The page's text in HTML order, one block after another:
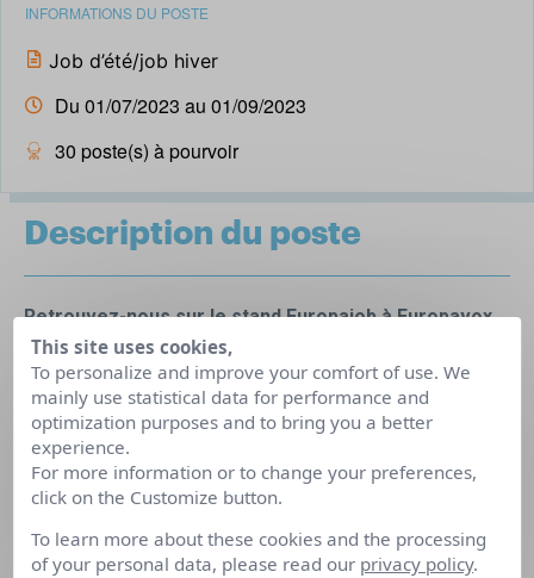
INFORMATIONS DU POSTE
Job d’été/job hiver
Du 01/07/2023 au 01/09/2023
30 poste(s) à pourvoir
Description du poste
Retrouvez-nous sur le stand Europajob à Europavox
le 1er juillet 2023, #europajob23
Voir toutes les offres AUVERGNE-RHONE-ALPES
ORIENTATION
–
Afin de renforcer nos équipes, nous recherchons des
valets de chambre (H/F), véritables détectives du propre
pour nos hébergements. Accompagnés, par votre
manager, vos missions sont : entretenir, ranger et nettoyer
This site uses cookies,
To personalize and improve your comfort of use. We
mainly use statistical data for performance and
optimization purposes and to bring you a better
experience.
For more information or to change your preferences,
click on the Customize button.
To learn more about these cookies and the processing
of your personal data, please read our privacy policy.